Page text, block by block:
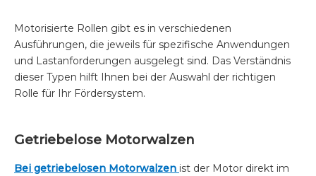
Motorisierte Rollen gibt es in verschiedenen
Ausführungen, die jeweils für spezifische Anwendungen
und Lastanforderungen ausgelegt sind. Das Verständnis
dieser Typen hilft Ihnen bei der Auswahl der richtigen
Rolle für Ihr Fördersystem.
Getriebelose Motorwalzen
Bei getriebelosen Motorwalzen ist der Motor direkt im